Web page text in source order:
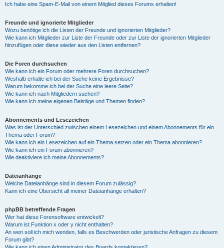
Ich habe eine Spam-E-Mail von einem Mitglied dieses Forums erhalten!
Freunde und ignorierte Mitglieder
Wozu benötige ich die Listen der Freunde und ignorierten Mitglieder?
Wie kann ich Mitglieder zur Liste der Freunde oder zur Liste der ignorierten Mitglieder
hinzufügen oder diese wieder aus den Listen entfernen?
Die Foren durchsuchen
Wie kann ich ein Forum oder mehrere Foren durchsuchen?
Weshalb erhalte ich bei der Suche keine Ergebnisse?
Warum bekomme ich bei der Suche eine leere Seite?
Wie kann ich nach Mitgliedern suchen?
Wie kann ich meine eigenen Beiträge und Themen finden?
Abonnements und Lesezeichen
Was ist der Unterschied zwischen einem Lesezeichen und einem Abonnements für ein
Thema oder Forum?
Wie kann ich ein Lesezeichen auf ein Thema setzen oder ein Thema abonnieren?
Wie kann ich ein Forum abonnieren?
Wie deaktiviere ich meine Abonnements?
Dateianhänge
Welche Dateianhänge sind in diesem Forum zulässig?
Kann ich eine Übersicht all meiner Dateianhänge erhalten?
phpBB betreffende Fragen
Wer hat diese Forensoftware entwickelt?
Warum ist Funktion x oder y nicht enthalten?
An wen soll ich mich wenden, falls es Beschwerden oder juristische Anfragen zu diesem
Forum gibt?